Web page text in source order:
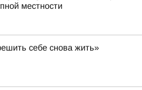
местности
себе снова жить»